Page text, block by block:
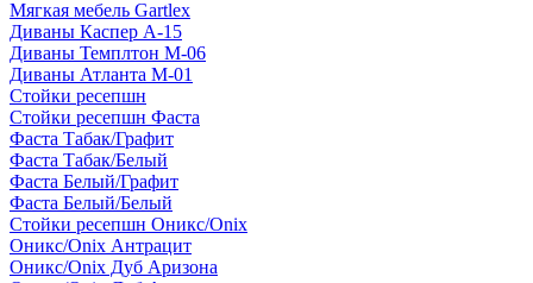
Мягкая мебель Gartlex
Диваны Каспер А-15
Диваны Темплтон М-06
Диваны Атланта М-01
Стойки ресепшн
Стойки ресепшн Фаста
Фаста Табак/Графит
Фаста Табак/Белый
Фаста Белый/Графит
Фаста Белый/Белый
Стойки ресепшн Оникс/Onix
Оникс/Onix Антрацит
Оникс/Onix Дуб Аризона